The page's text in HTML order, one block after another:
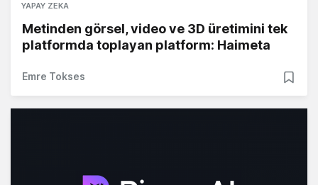
YAPAY ZEKA
Metinden görsel, video ve 3D üretimini tek
platformda toplayan platform: Haimeta
Emre Tokses